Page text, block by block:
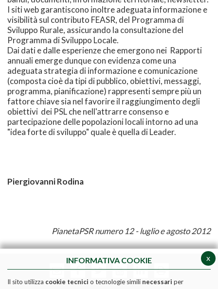
I siti web garantiscono inoltre adeguata informazione e
visibilità sul contributo FEASR, del Programma di
Sviluppo Rurale, assicurando la consultazione del
Programma di Sviluppo Locale.
Dai dati e dalle esperienze che emergono nei Rapporti
annuali emerge dunque con evidenza come una
adeguata strategia di informazione e comunicazione
(composta cioè da tipi di pubblico, obiettivi, messaggi,
programma, pianificazione) rappresenti sempre più un
fattore chiave sia nel favorire il raggiungimento degli
obiettivi dei PSL che nell'attrarre consenso e
partecipazione delle popolazioni locali intorno ad una
"idea forte di sviluppo" quale è quella di Leader.
Piergiovanni Rodina
PianetaPSR numero 12 - luglio e agosto 2012
x
INFORMATIVA COOKIE
Il sito utilizza cookie tecnici o tecnologie simili necessari per